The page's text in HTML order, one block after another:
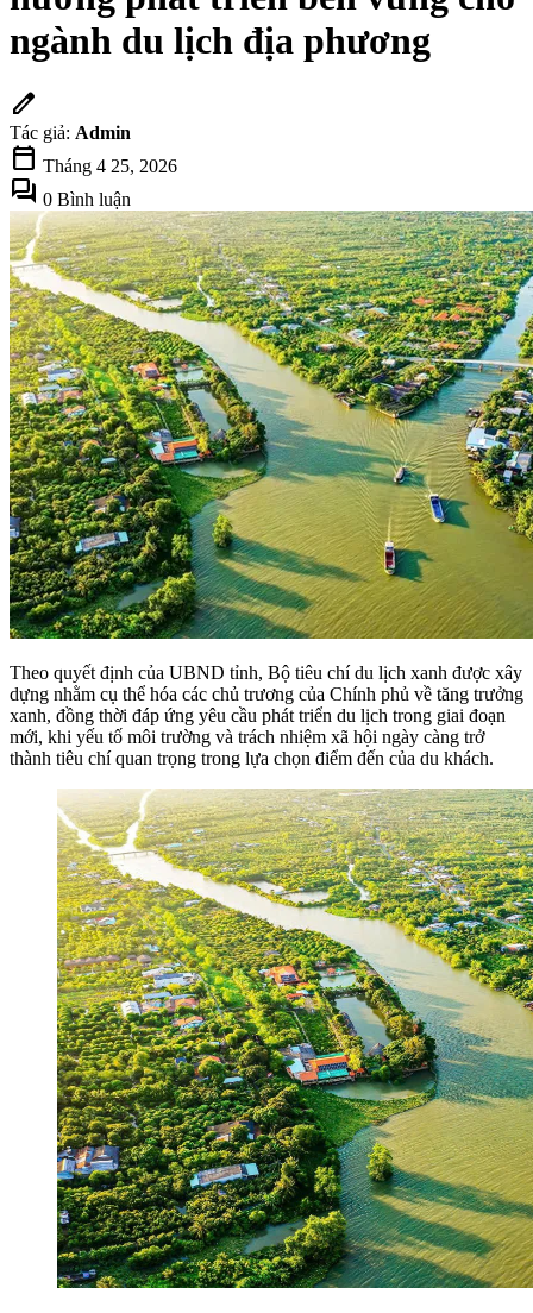
ngành du lịch địa phương
edit
Tác giả: Admin
calendar_today Tháng 4 25, 2026
forum 0 Bình luận
Theo quyết định của UBND tỉnh, Bộ tiêu chí du lịch xanh được xây
dựng nhằm cụ thể hóa các chủ trương của Chính phủ về tăng trưởng
xanh, đồng thời đáp ứng yêu cầu phát triển du lịch trong giai đoạn
mới, khi yếu tố môi trường và trách nhiệm xã hội ngày càng trở
thành tiêu chí quan trọng trong lựa chọn điểm đến của du khách.